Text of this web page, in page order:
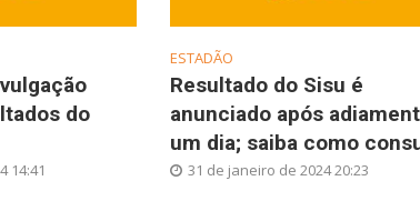
do
14:41
ESTADÃO
Resultado do Sisu é
anunciado após
um dia; saiba como
31 de janeiro de 2024 20:23